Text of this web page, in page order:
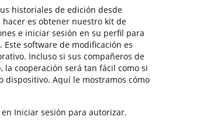
historiales de edición desde
es obtener nuestro kit de
e iniciar sesión en su perfil para
Este software de modificación es
Incluso si sus compañeros de
cooperación será tan fácil como si
Aquí le mostramos cómo
Iniciar sesión para autorizar.